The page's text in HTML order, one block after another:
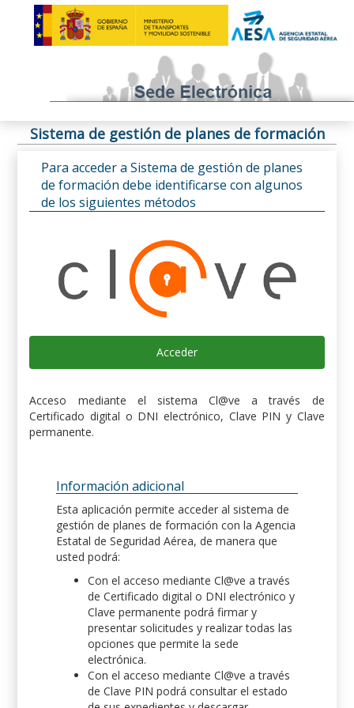
Sistema de gestión de planes de formación
Para acceder a Sistema de gestión de planes
de formación debe identificarse con algunos
de los siguientes métodos
Acceder
Acceso mediante el sistema Cl@ve a través de
Certificado digital o DNI electrónico, Clave PIN y Clave
permanente.
Información adicional
Esta aplicación permite acceder al sistema de
gestión de planes de formación con la Agencia
Estatal de Seguridad Aérea, de manera que
usted podrá:
Con el acceso mediante Cl@ve a través
de Certificado digital o DNI electrónico y
Clave permanente podrá firmar y
presentar solicitudes y realizar todas las
opciones que permite la sede
electrónica.
Con el acceso mediante Cl@ve a través
de Clave PIN podrá consultar el estado